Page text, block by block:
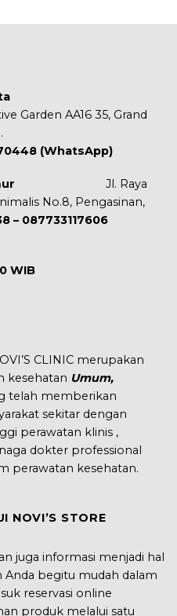
Garden AA16 35, Grand
(WhatsApp)
Timur Jl. Raya
No.8, Pengasinan,
– 087733117606
WIB
CLINIC merupakan
kesehatan Umum,
telah memberikan
sekitar dengan
perawatan klinis ,
dokter professional
perawatan kesehatan.
NOVI’S STORE
juga informasi menjadi hal
begitu mudah dalam
reservasi online
produk melalui satu